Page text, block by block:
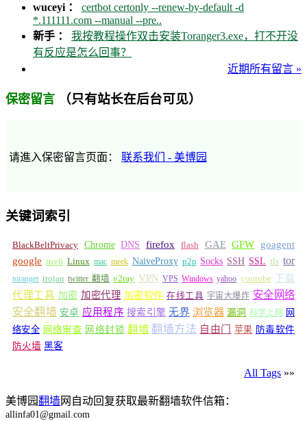
wuceyi ： certbot certonly --renew-by-default -d
*.111111.com --manual --pre..
新手 ： 我按教程操作双击安装Toranger3.exe，打不开没
有反应是怎么回事？
近期所有留言 »
保密留言 （只有站长在后台可见）
请進入保密留言页面： 联系我们 - 美博园
关键词索引
BlackBeltPrivacy Chrome DNS firefox flash GAE GFW
goagent
google ipv6 Linux mac meek NaiveProxy p2p Socks SSH SSL tls tor
toranger trojan twitter 翻墙 v2ray VPN VPS Windows yahoo youtube 下载
代理工具 加密 加密代理 加密软件 在线工具 宇宙大爆炸 安全网络
安全翻墙 安卓 应用程序 搜索引擎 无界 浏览器 漏洞 科学上网 网
络安全 网络审查 网络封锁 翻墙 翻墙方法 自由门 苹果 防毒软件
防火墙 黑客
All Tags »»
美博园翻墙网自动回复获取最新翻墙软件信箱：
allinfa01@gmail.com